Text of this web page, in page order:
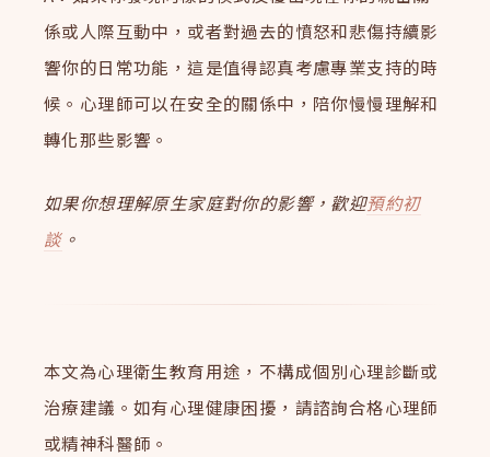
係或人際互動中，或者對過去的憤怒和悲傷持續影
響你的日常功能，這是值得認真考慮專業支持的時
候。心理師可以在安全的關係中，陪你慢慢理解和
轉化那些影響。
如果你想理解原生家庭對你的影響，歡迎預約初
談。
本文為心理衛生教育用途，不構成個別心理診斷或
治療建議。如有心理健康困擾，請諮詢合格心理師
或精神科醫師。